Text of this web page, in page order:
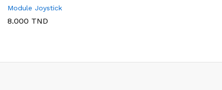
Module Joystick
8.000 TND